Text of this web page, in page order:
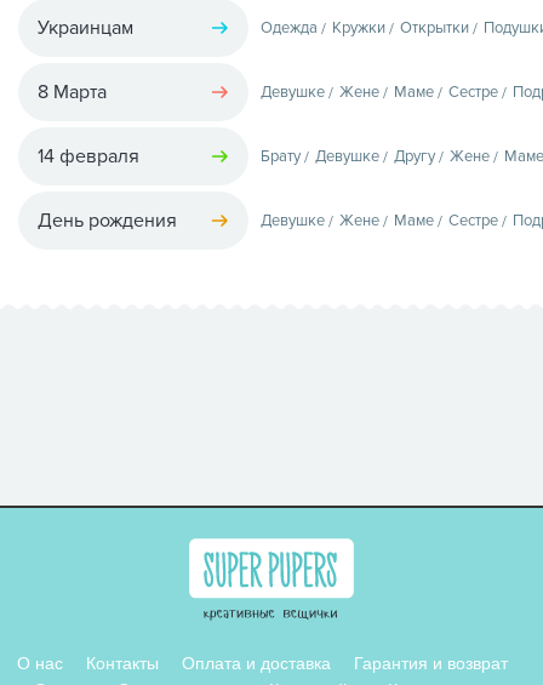
Украинцам Одежда Кружки Открытки
8 Марта Девушке Жене Маме Сестре
14 февраля Брату Девушке Другу Жене Маме
День рождения Девушке Жене Маме Сестре
О нас Контакты Оплата и доставка
Гарантия и возврат